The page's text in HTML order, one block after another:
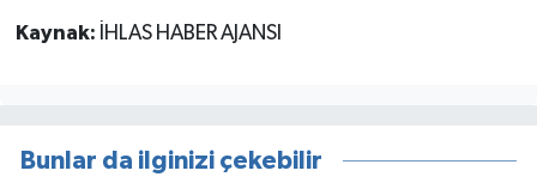
Kaynak: İHLAS HABER AJANSI
Bunlar da ilginizi çekebilir